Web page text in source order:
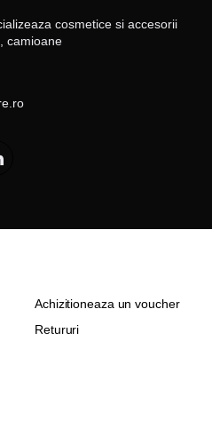
cosmetice si accesorii
camioane
Achizitioneaza un voucher
Retururi